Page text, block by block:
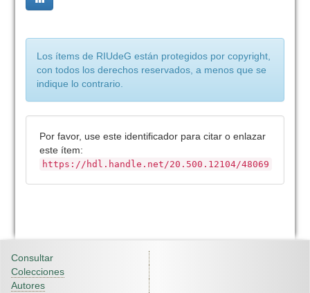
Los ítems de RIUdeG están protegidos por copyright,
con todos los derechos reservados, a menos que se
indique lo contrario.
Por favor, use este identificador para citar o enlazar
este ítem:
https://hdl.handle.net/20.500.12104/48069
Consultar
Colecciones
Autores